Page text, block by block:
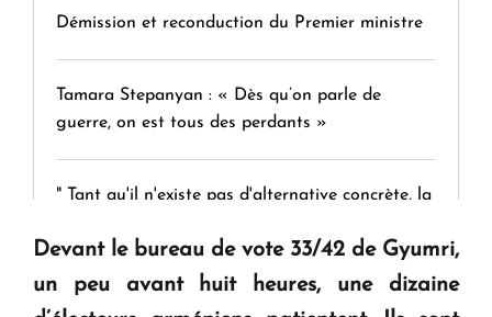
Démission et reconduction du Premier ministre
Tamara Stepanyan : « Dès qu’on parle de
guerre, on est tous des perdants »
" Tant qu'il n'existe pas d'alternative concrète, la
KASA : 30 ans d'audace, de résilience et d'avenir
Devant le bureau de vote 33/42 de Gyumri,
un peu avant huit heures, une dizaine